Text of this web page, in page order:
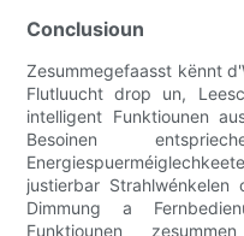
Conclusioun
Zesummegefaasst kënnt
Flutluucht drop un,
intelligent Funktiounen
Besoinen
justierbar
Dimmung a
Funktiounen